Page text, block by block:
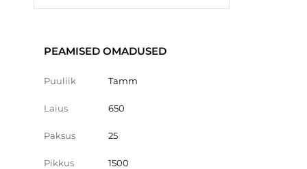
PEAMISED OMADUSED
Puuliik Tamm
Laius 650
Paksus 25
Pikkus 1500